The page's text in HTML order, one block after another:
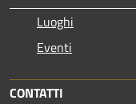
Luoghi
Eventi
CONTATTI